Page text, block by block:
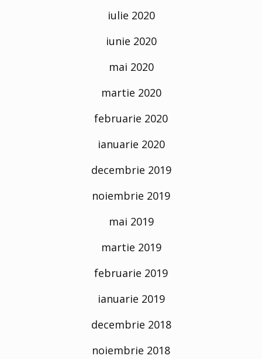
iulie 2020
iunie 2020
mai 2020
martie 2020
februarie 2020
ianuarie 2020
decembrie 2019
noiembrie 2019
mai 2019
martie 2019
februarie 2019
ianuarie 2019
decembrie 2018
noiembrie 2018